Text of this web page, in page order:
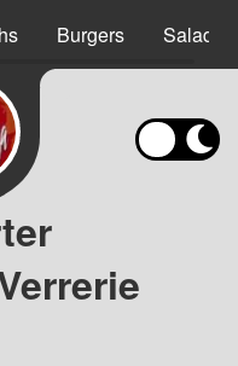
Burgers Salades